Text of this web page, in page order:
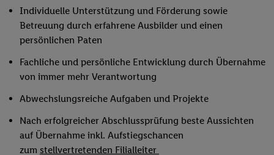
Individuelle Unterstützung und Förderung sowie
Betreuung durch erfahrene Ausbilder und einen
persönlichen Paten
Fachliche und persönliche Entwicklung durch Übernahme
von immer mehr Verantwortung
Abwechslungsreiche Aufgaben und Projekte
Nach erfolgreicher Abschlussprüfung beste Aussichten
auf Übernahme inkl. Aufstiegschancen
zum stellvertretenden Filialleiter